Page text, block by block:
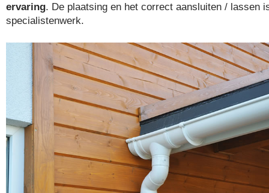
ervaring. De plaatsing en het correct aansluiten / lassen
specialistenwerk.